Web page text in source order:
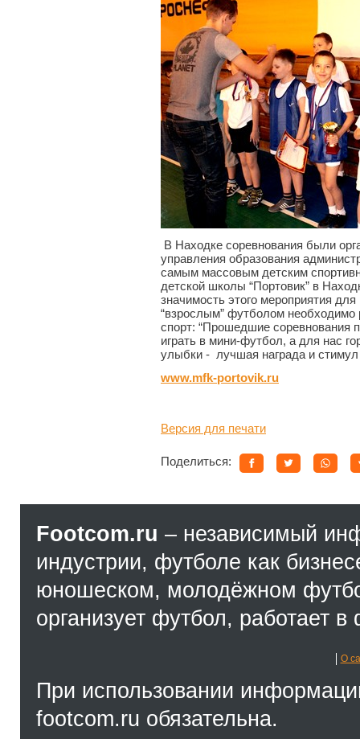
В Находке соревнования были
управления образования
самым массовым детским
детской школы “Портовик” в
значимость этого мероприятия
“взрослым” футболом необходимо
спорт: “Прошедшие соревнования
играть в мини-футбол, а для нас
улыбки - лучшая награда и
www.mfk-portovik.ru
Версия для печати
Поделиться:
Footcom.ru – независимый
индустрии, футболе как
юношеском, молодёжном
организует футбол, работает
О
При использовании
footcom.ru обязательна.